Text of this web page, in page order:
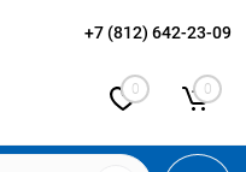
+7 (812) 642-23-09
0 0